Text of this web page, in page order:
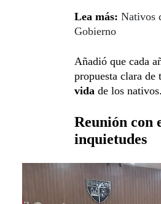
Lea más: Nativos
Gobierno
Añadió que cada
propuesta clara de
vida de los nativos.
Reunión con
inquietudes